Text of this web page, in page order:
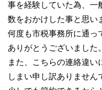
事を経験していた為、一
数をおかけした事と思い
何度も市税事務所に通っ
ありがとうございました。
また、こちらの連絡違い
しまい申し訳ありません